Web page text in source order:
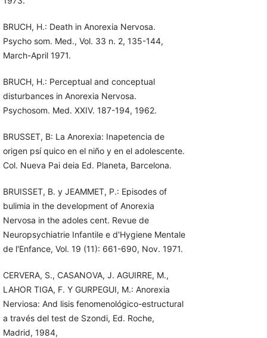
BRUCH, H.: Death in Anorexia Nervosa.
Psycho som. Med., Vol. 33 n. 2, 135-144,
March-April 1971.
BRUCH, H.: Perceptual and conceptual
disturbances in Anorexia Nervosa.
Psychosom. Med. XXIV. 187-194, 1962.
BRUSSET, B: La Anorexia: Inapetencia de
origen psí quico en el niño y en el adolescente.
Col. Nueva Pai deia Ed. Planeta, Barcelona.
BRUISSET, B. y JEAMMET, P.: Episodes of
bulimia in the development of Anorexia
Nervosa in the adoles cent. Revue de
Neuropsychiatrie Infantile e d'Hygiene Mentale
de l'Enfance, Vol. 19 (11): 661-690, Nov. 1971.
CERVERA, S., CASANOVA, J. AGUIRRE, M.,
LAHOR TIGA, F. Y GURPEGUI, M.: Anorexia
Nerviosa: And lisis fenomenológico-estructural
a través del test de Szondi, Ed. Roche,
Madrid, 1984,